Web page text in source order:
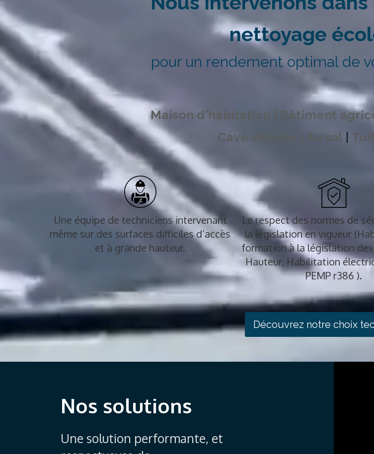
nettoyage
pour un rendement optimal de
Maison d'habitation | Bâtiment
Cave viticole | Au sol |
Une équipe de techniciens intervenant
même sur des surfaces difficiles d’accès
et à grande hauteur.
Le respect des normes de
la législation en vigueur
formation à la législation
Hauteur, Habilitation
PEMP r386 ).
Découvrez notre choix
Nos solutions
Une solution performante, et